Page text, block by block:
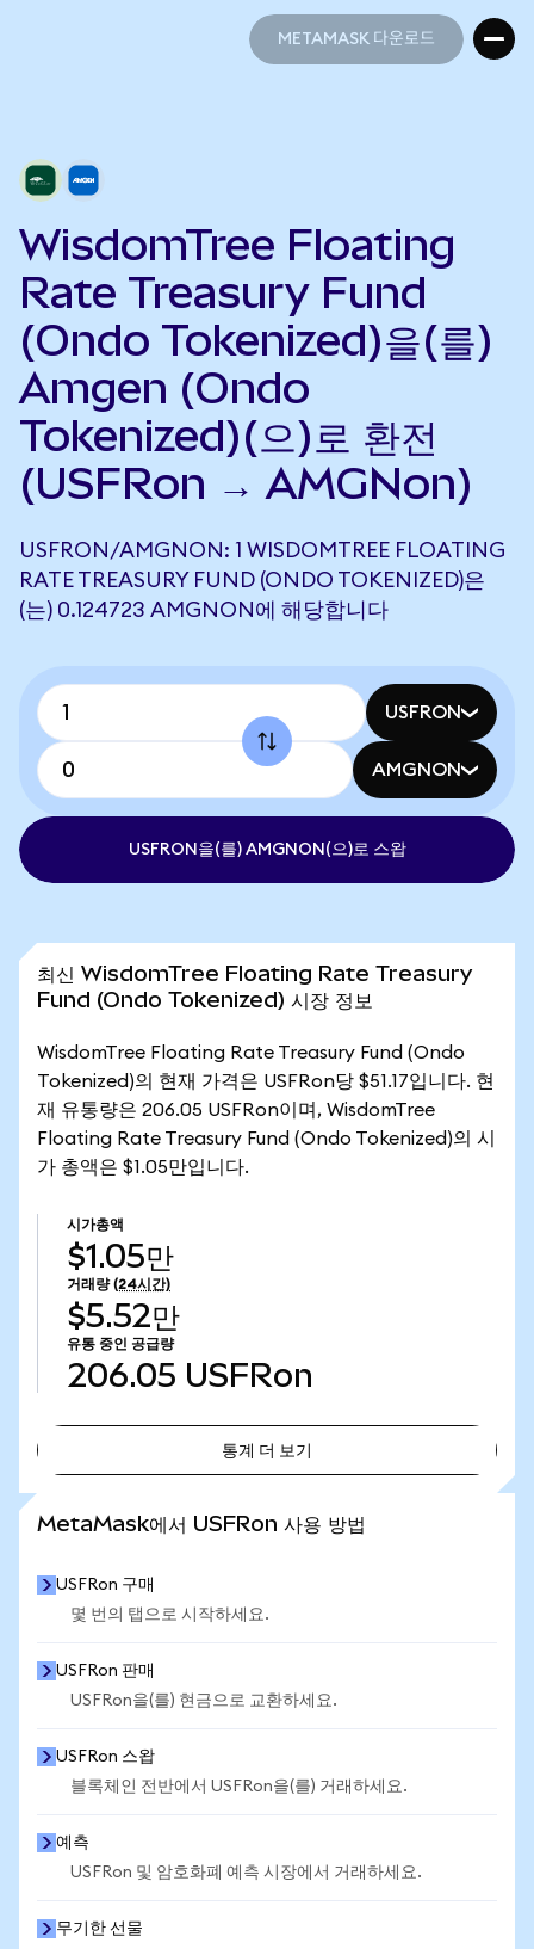
METAMASK 다운로드
WisdomTree Floating
Rate Treasury Fund
(Ondo Tokenized)을(를)
Amgen (Ondo
Tokenized)(으)로 환전
(USFRon → AMGNon)
USFRON/AMGNON: 1 WISDOMTREE FLOATING
RATE TREASURY FUND (ONDO TOKENIZED)은
(는) 0.124723 AMGNON에 해당합니다
USFRON
AMGNON
USFRON을(를) AMGNON(으)로 스왑
최신 WisdomTree Floating Rate Treasury
Fund (Ondo Tokenized) 시장 정보
WisdomTree Floating Rate Treasury Fund (Ondo
Tokenized)의 현재 가격은 USFRon당 $51.17입니다. 현
재 유통량은 206.05 USFRon이며, WisdomTree
Floating Rate Treasury Fund (Ondo Tokenized)의 시
가 총액은 $1.05만입니다.
시가총액
$1.05만
거래량 (24시간)
$5.52만
유통 중인 공급량
206.05 USFRon
통계 더 보기
MetaMask에서 USFRon 사용 방법
USFRon 구매
몇 번의 탭으로 시작하세요.
USFRon 판매
USFRon을(를) 현금으로 교환하세요.
USFRon 스왑
블록체인 전반에서 USFRon을(를) 거래하세요.
예측
USFRon 및 암호화폐 예측 시장에서 거래하세요.
무기한 선물